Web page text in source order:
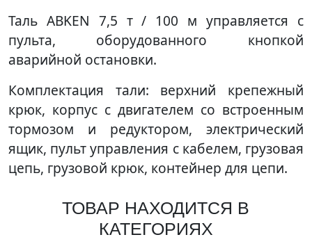
Таль ABKEN 7,5 т / 100 м управляется с
пульта, оборудованного кнопкой
аварийной остановки.
Комплектация тали: верхний крепежный
крюк, корпус с двигателем со встроенным
тормозом и редуктором, электрический
ящик, пульт управления с кабелем, грузовая
цепь, грузовой крюк, контейнер для цепи.
ТОВАР НАХОДИТСЯ В
КАТЕГОРИЯХ